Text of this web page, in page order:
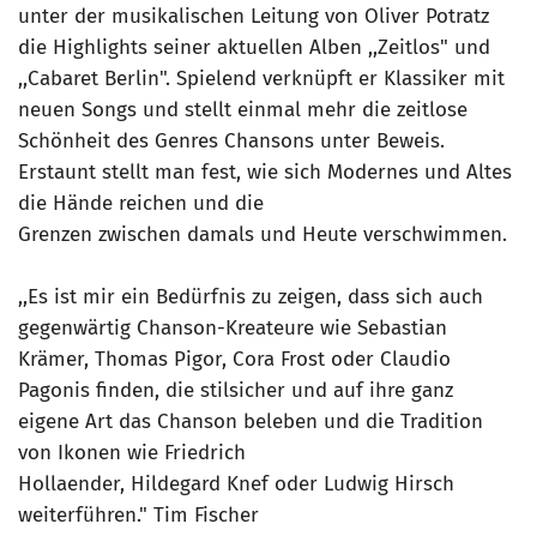
unter der musikalischen Leitung von Oliver Potratz
die Highlights seiner aktuellen Alben ,,Zeitlos" und
,,Cabaret Berlin". Spielend verknüpft er Klassiker mit
neuen Songs und stellt einmal mehr die zeitlose
Schönheit des Genres Chansons unter Beweis.
Erstaunt stellt man fest, wie sich Modernes und Altes
die Hände reichen und die
Grenzen zwischen damals und Heute verschwimmen.
,,Es ist mir ein Bedürfnis zu zeigen, dass sich auch
gegenwärtig Chanson-Kreateure wie Sebastian
Krämer, Thomas Pigor, Cora Frost oder Claudio
Pagonis finden, die stilsicher und auf ihre ganz
eigene Art das Chanson beleben und die Tradition
von Ikonen wie Friedrich
Hollaender, Hildegard Knef oder Ludwig Hirsch
weiterführen." Tim Fischer